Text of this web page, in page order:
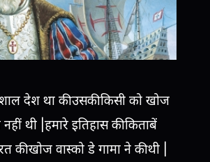
देश था की उसकी किसी को खोज
थी |हमारे इतिहास की किताबें
की खोज वास्को डे गामा ने की थी |